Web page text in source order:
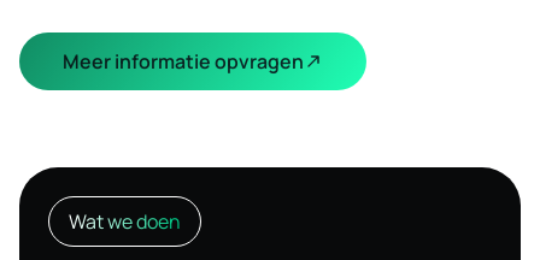
Meer informatie opvragen
Wat we doen